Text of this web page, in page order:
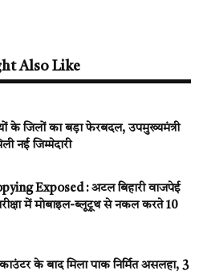
Also Like
के जिलों का बड़ा फेरबदल, उपमुख्यमंत्री
नई जिम्मेदारी
Exposed : अटल बिहारी वाजपेई
में मोबाइल-ब्लूटूथ से नकल करते 10
के बाद मिला पाक निर्मित असलहा, 3